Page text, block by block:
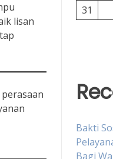
lisan
31
Bakti
Bagi